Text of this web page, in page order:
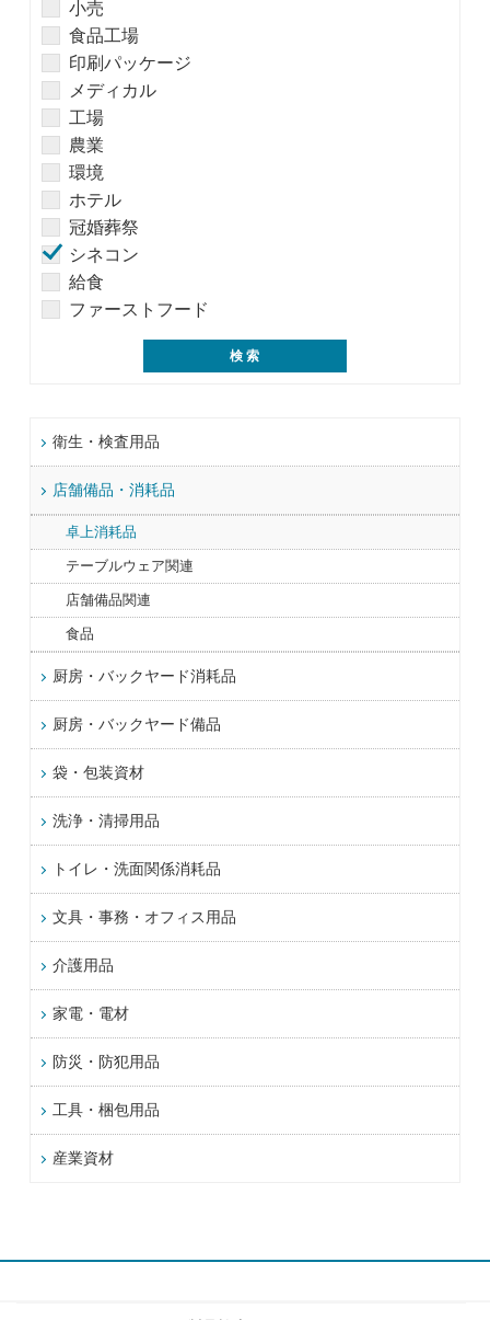
小売
食品工場
印刷パッケージ
メディカル
工場
農業
環境
ホテル
冠婚葬祭
シネコン
給食
ファーストフード
衛生・検査用品
店舗備品・消耗品
卓上消耗品
テーブルウェア関連
店舗備品関連
食品
厨房・バックヤード消耗品
厨房・バックヤード備品
袋・包装資材
洗浄・清掃用品
トイレ・洗面関係消耗品
文具・事務・オフィス用品
介護用品
家電・電材
防災・防犯用品
工具・梱包用品
産業資材